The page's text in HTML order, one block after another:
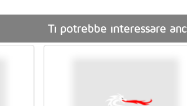
Ti potrebbe interessare